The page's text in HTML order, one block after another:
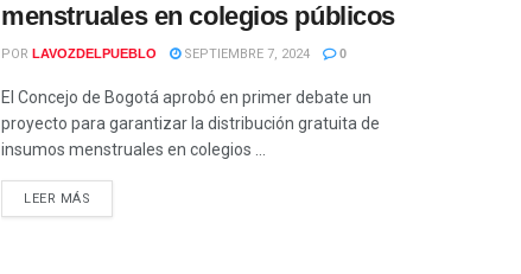
menstruales en colegios públicos
POR LAVOZDELPUEBLO SEPTIEMBRE 7, 2024 0
El Concejo de Bogotá aprobó en primer debate un
proyecto para garantizar la distribución gratuita de
insumos menstruales en colegios ...
LEER MÁS